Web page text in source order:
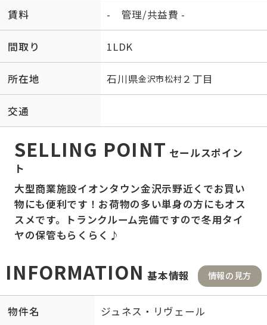
賃料 - 管理/共益費 -
間取り 1LDK
所在地 石川県金沢市松村 ２丁目
交通
SELLING POINT セールスポイン
ト
大型商業施設イオンタウン金沢示野近くでお買い
物にも便利です！お荷物の多い単身の方にもオス
スメです。トランクルーム完備ですので冬用タイ
ヤの保管もらくらく♪
INFORMATION 基本情報 情報の見方
物件名 ジュネス・リヴェール